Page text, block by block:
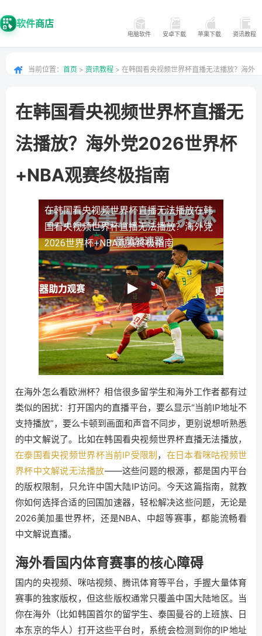
软件商店
电脑软件 安卓下载 苹果下载 资讯教程
当前位置： 首页 > 资讯教程 > 在韩国看央视频世界杯直播无法播放？海外
在韩国看央视频世界杯直播无
法播放？海外党2026世界杯
+NBA观赛终极指南
在韩国看央视频世界杯直播无法播放在韩
国看央视频世界杯直播无法播放？海外党
2026世界杯+NBA观赛终极指南
在海外怎么看欧洲杯？相信很多留学生和海外工作者都有过
类似的困扰：打开国内的直播平台，要么显示“当前IP地址不
支持播放”，要么卡顿到画面和声音不同步，更别说想听熟悉
的中文解说了。比如在韩国看央视频世界杯直播无法播放，
在泰国看央视频世界杯当前IP受限制， 在日本看咪咕视频世
界杯中文解说无法播放——这些问题的根源，都是国内平台
的版权限制，只允许中国大陆IP访问。今天这篇指南，就教
你如何选择合适的回国加速器，轻松解决这些问题，无论是
2026美加墨世界杯，还是NBA、中超等赛事，都能流畅看
中文解说直播。
海外看国内体育赛事的核心障碍
国内的央视频、咪咕视频、腾讯体育等平台，手握大量体育
赛事的独家版权，但这些版权通常只覆盖中国大陆地区。当
你在海外（比如韩国首尔的留学生、泰国曼谷的上班族、日
本东京的华人）打开这些平台时，系统会检测到你的IP地址